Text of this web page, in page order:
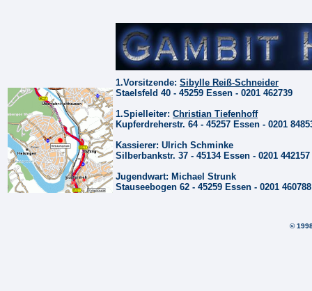
1.Vorsitzende: Sibylle Reiß-Schneider
Staelsfeld 40 - 45259 Essen - 0201 462739
1.Spielleiter: Christian Tiefenhoff
Kupferdreherstr. 64 - 45257 Essen - 0201
Kassierer: Ulrich Schminke
Silberbankstr. 37 - 45134 Essen - 0201 442157
Jugendwart: Michael Strunk
Stauseebogen 62 - 45259 Essen - 0201 460788
©